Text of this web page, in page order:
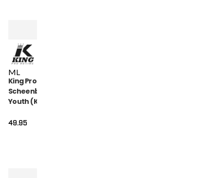
ML
King Pro Boxing
Scheenbeschermers
Youth (KPB SG
49.95